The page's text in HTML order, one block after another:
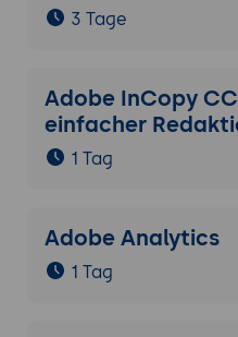
3 Tage
Adobe InCopy
einfacher
1 Tag
Adobe Analytics
1 Tag